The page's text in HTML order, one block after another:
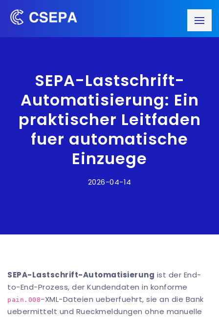
SEPA-Lastschrift-
Automatisierung: Ein
praktischer Leitfaden
fuer automatische
Einzuege
2026-04-14
SEPA-Lastschrift-Automatisierung ist der End-
to-End-Prozess, der Kundendaten in konforme
pain.008-XML-Dateien ueberfuehrt, sie an die Bank
uebermittelt und Rueckmeldungen ohne manuelle